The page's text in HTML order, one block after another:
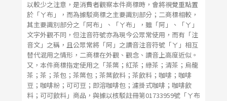
以較少之注意，是消費者觀察本件商標時，會將視覺重點置
於「ㄚ布」，而為據駁商標之主要識別部分；二商標相較，
其主要識別部分之「阿布」、「ㄚ布」，雖「阿」、「ㄚ」
文字外觀不同，但注音符號亦為現今公眾常使用，而有「注
音文」之稱，且公眾常將「阿」之讀音注音符號「ㄚ」相互
替代混用之情形，二商標在外觀、觀念、讀音上高度近似。
又，本件商標指定使用之「茶葉；紅茶；綠茶；清茶；烏龍
茶；茶；茶包；茶葉包；茶葉飲料；茶飲料；咖啡；咖啡
豆；咖啡粉；可可豆；即溶咖啡包；濾掛式咖啡；咖啡飲
料；可可飲料」商品，與據以核駁註冊第01733959號「ㄚ布